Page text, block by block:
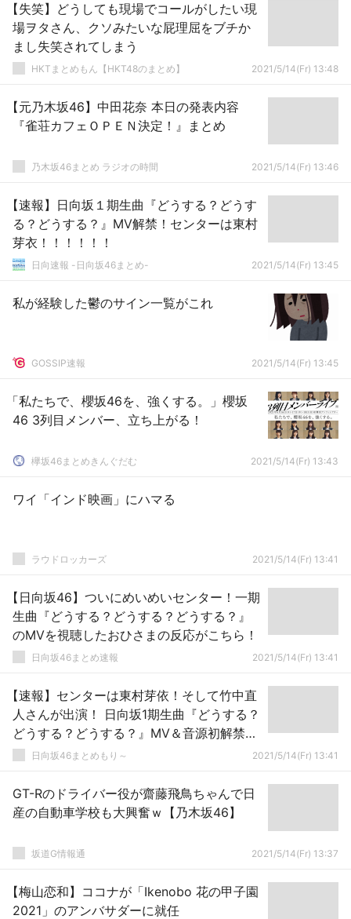
【失笑】どうしても現場でコールがしたい現
場ヲタさん、クソみたいな屁理屈をブチか
まし失笑されてしまう
HKTまとめもん【HKT48のまとめ】 2021/5/14(Fr) 13:48
【元乃木坂46】中田花奈 本日の発表内容
『雀荘カフェＯＰＥＮ決定！』まとめ
乃木坂46まとめ ラジオの時間 2021/5/14(Fr) 13:46
【速報】日向坂１期生曲『どうする？どうす
る？どうする？』MV解禁！センターは東村
芽衣！！！！！！
日向速報 -日向坂46まとめ- 2021/5/14(Fr) 13:45
私が経験した鬱のサイン一覧がこれ
GOSSIP速報 2021/5/14(Fr) 13:45
「私たちで、櫻坂46を、強くする。」櫻坂
46 3列目メンバー、立ち上がる！
欅坂46まとめきんぐだむ 2021/5/14(Fr) 13:43
ワイ「インド映画」にハマる
ラウドロッカーズ 2021/5/14(Fr) 13:41
【日向坂46】ついにめいめいセンター！一期
生曲『どうする？どうする？どうする？』
のMVを視聴したおひさまの反応がこちら！
日向坂46まとめ速報 2021/5/14(Fr) 13:41
【速報】センターは東村芽依！そして竹中直
人さんが出演！ 日向坂1期生曲『どうする？
どうする？どうする？』MV＆音源初解禁！
感想まとめ
日向坂46まとめもり～ 2021/5/14(Fr) 13:41
GT-Rのドライバー役が齋藤飛鳥ちゃんで日
産の自動車学校も大興奮ｗ【乃木坂46】
坂道G情報通 2021/5/14(Fr) 13:37
【梅山恋和】ココナが「Ikenobo 花の甲子園
2021」のアンバサダーに就任